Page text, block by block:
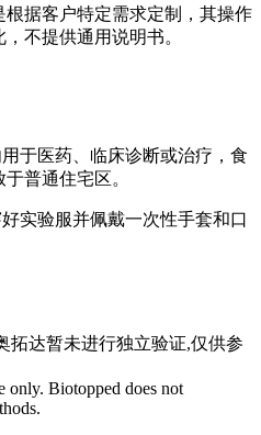
据客户特定需求定制，其操作
不提供通用说明书。
于医药、临床诊断或治疗，食
普通住宅区。
实验服并佩戴一次性手套和口
拓达暂未进行独立验证,仅供参
only. Biotopped does not